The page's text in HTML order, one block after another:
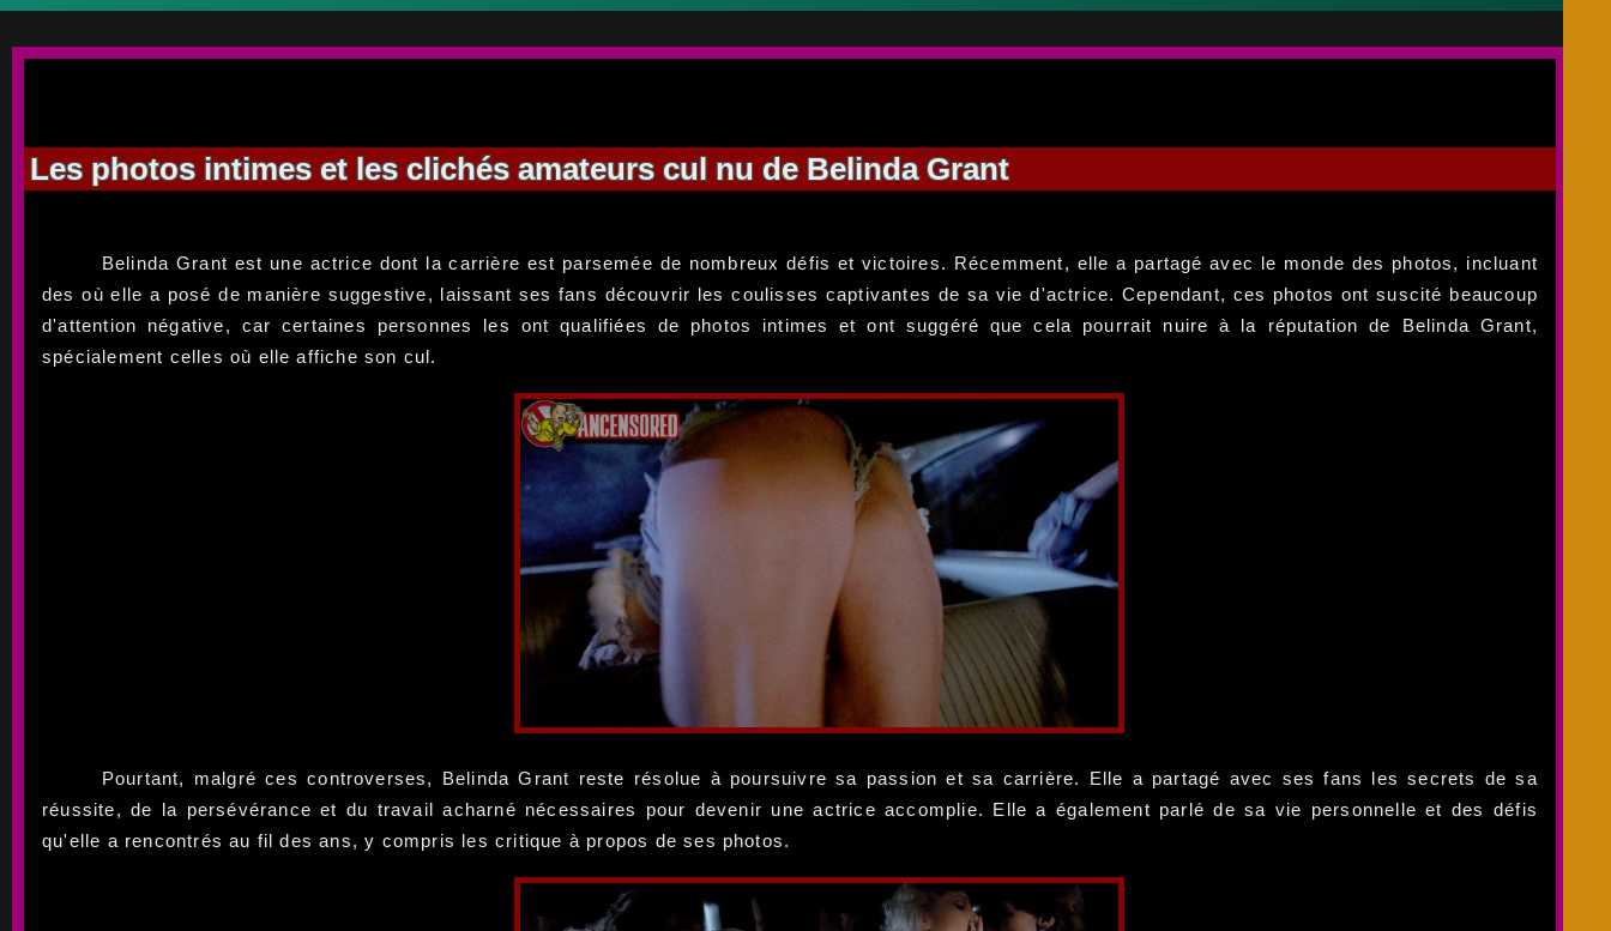
Les photos intimes et les clichés amateurs cul nu de Belinda Grant
Belinda Grant est une actrice dont la carrière est parsemée de nombreux défis et victoires. Récemment, elle a partagé avec le monde des photos, incluant
des où elle a posé de manière suggestive, laissant ses fans découvrir les coulisses captivantes de sa vie d'actrice. Cependant, ces photos ont suscité beaucoup
d'attention négative, car certaines personnes les ont qualifiées de photos intimes et ont suggéré que cela pourrait nuire à la réputation de Belinda Grant,
spécialement celles où elle affiche son cul.
Pourtant, malgré ces controverses, Belinda Grant reste résolue à poursuivre sa passion et sa carrière. Elle a partagé avec ses fans les secrets de sa
réussite, de la persévérance et du travail acharné nécessaires pour devenir une actrice accomplie. Elle a également parlé de sa vie personnelle et des défis
qu'elle a rencontrés au fil des ans, y compris les critique à propos de ses photos.